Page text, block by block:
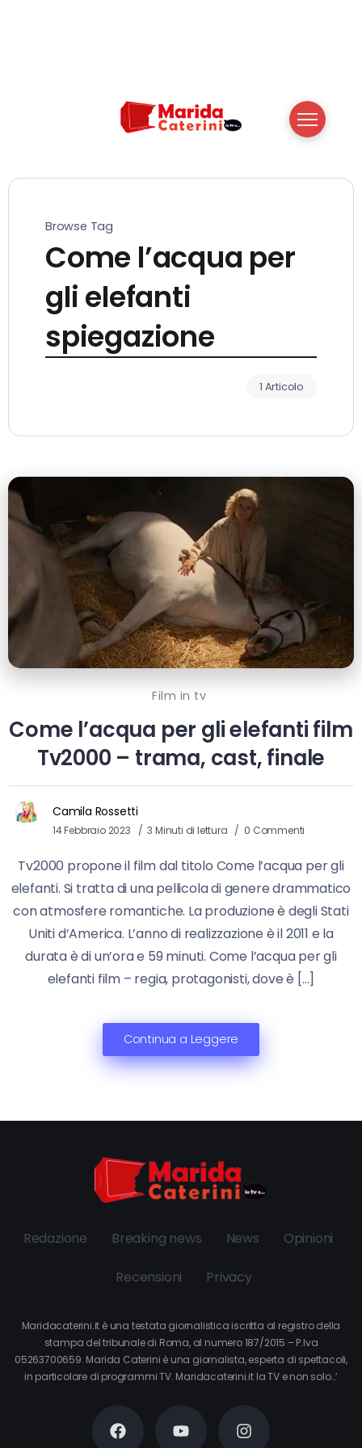
Browse Tag
Come l’acqua per
gli elefanti
spiegazione
1 Articolo
Film in tv
Come l’acqua per gli elefanti film
Tv2000 – trama, cast, finale
Camila Rossetti
14 Febbraio 2023 3 Minuti di lettura 0 Commenti
Tv2000 propone il film dal titolo Come l’acqua per gli
elefanti. Si tratta di una pellicola di genere drammatico
con atmosfere romantiche. La produzione è degli Stati
Uniti d’America. L’anno di realizzazione è il 2011 e la
durata è di un’ora e 59 minuti. Come l’acqua per gli
elefanti film – regia, protagonisti, dove è […]
Continua a Leggere
Redazione Breaking news News Opinioni
Recensioni Privacy
Maridacaterini.it è una testata giornalistica iscritta al registro della
stampa del tribunale di Roma, al numero 187/2015 – P.Iva
05263700659. Marida Caterini è una giornalista, esperta di spettacoli,
in particolare di programmi TV. Maridacaterini.it la TV e non solo…’